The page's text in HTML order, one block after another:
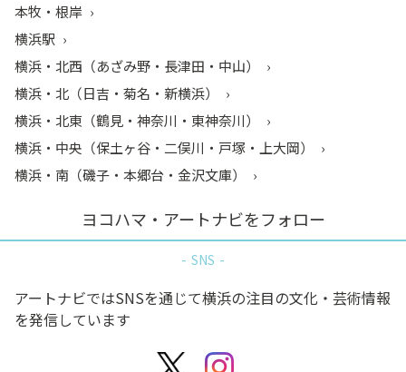
本牧・根岸
横浜駅
横浜・北西（あざみ野・長津田・中山）
横浜・北（日吉・菊名・新横浜）
横浜・北東（鶴見・神奈川・東神奈川）
横浜・中央（保土ヶ谷・二俣川・戸塚・上大岡）
横浜・南（磯子・本郷台・金沢文庫）
ヨコハマ・アートナビをフォロー
SNS
アートナビではSNSを通じて横浜の注目の文化・芸術情報
を発信しています